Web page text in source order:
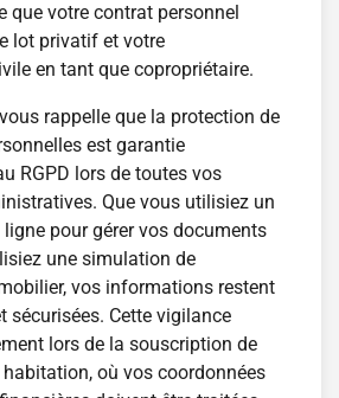
que votre contrat personnel
lot privatif et votre
en tant que copropriétaire.
rappelle que la protection de
est garantie
RGPD lors de toutes vos
Que vous utilisiez un
pour gérer vos documents
une simulation de
vos informations restent
sécurisées. Cette vigilance
lors de la souscription de
où vos coordonnées